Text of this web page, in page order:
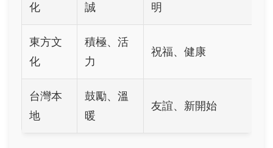
化
誠
明
東方文
化
積極、活
力
祝福、健康
台灣本
地
鼓勵、溫
暖
友誼、新開始